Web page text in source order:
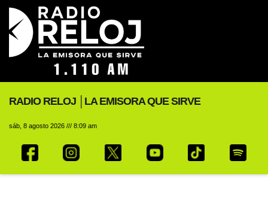
RADIO RELOJ │LA EMISORA QUE SIRVE
sáb, 8 agosto 2026 /// 8:09 am